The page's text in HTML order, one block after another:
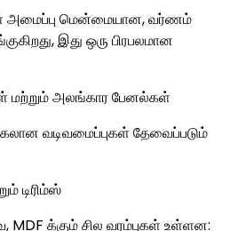
அமைப்பு மென்மையான, வர்ணம்
இது ஒரு பிரபலமான
மற்றும் அலங்கார பேனல்கள்
வடிவமைப்புகள் தேவைப்படும்
டிரிம்ஸ்
க்கும் சில வரம்புகள் உள்ளன: